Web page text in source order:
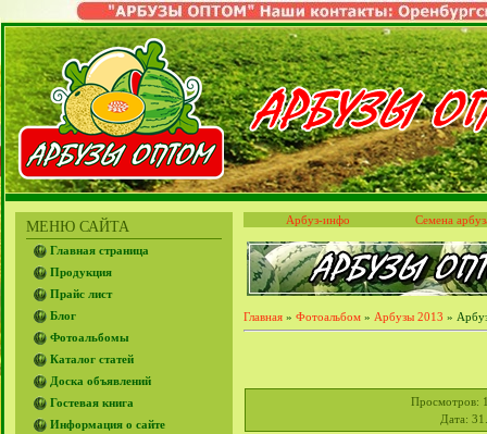
МЕНЮ САЙТА
Главная страница
Продукция
Прайс лист
Блог
Фотоальбомы
Каталог статей
Доска объявлений
Гостевая книга
Информация о сайте
Арбуз-инфо Семена
Главная » Фотоальбом » Арбузы 2013 »
Просмотров:
Дата: